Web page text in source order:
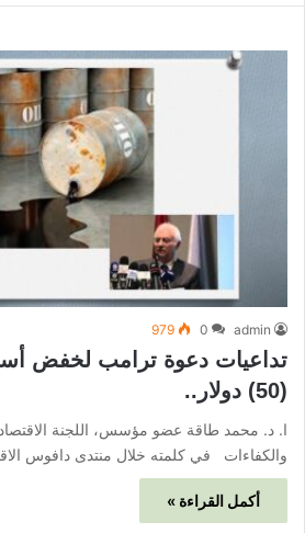
admin
0
979
تداعيات دعوة ترامب لخفض
(50) دولار..
ا. د. محمد طاقة عضو مؤسس، اللجنة
والكفاءات في كلمته خلال منتدى دافوس
أكمل القراءة »